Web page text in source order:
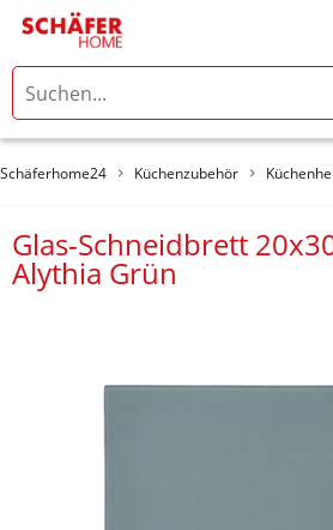
Schäferhome24 Küchenzubehör
Glas-Schneidbrett
Alythia Grün